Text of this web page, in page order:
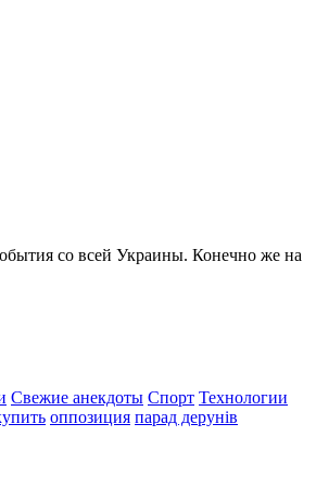
со всей Украины. Конечно же на
Свежие анекдоты Спорт Технологии
оппозиция парад дерунів